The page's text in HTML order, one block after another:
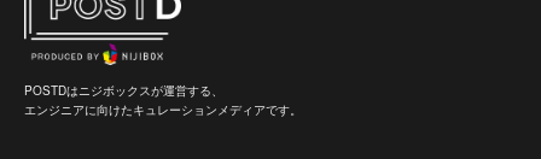
POSTDはニジボックスが運営する、
エンジニアに向けたキュレーションメディアです。